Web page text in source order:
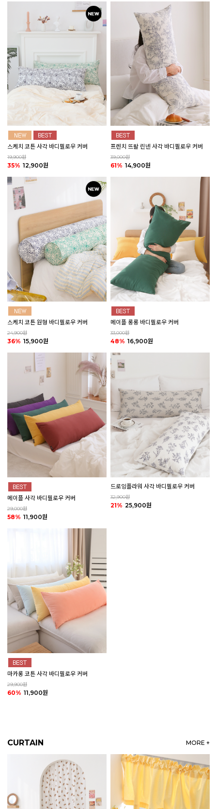
스케치 코튼 사각 바디필로우 커버
19,900원
35% 12,900원
프렌치 뜨왈 린넨 사각 바디필로우 커버
39,000원
61% 14,900원
스케치 코튼 원형 바디필로우 커버
24,900원
36% 15,900원
메이플 롱롱 바디필로우 커버
33,000원
48% 16,900원
메이플 사각 바디필로우 커버
29,000원
58% 11,900원
드로잉플라워 사각 바디필로우 커버
32,900원
21% 25,900원
마카롱 코튼 사각 바디필로우 커버
29,900원
60% 11,900원
CURTAIN MORE +